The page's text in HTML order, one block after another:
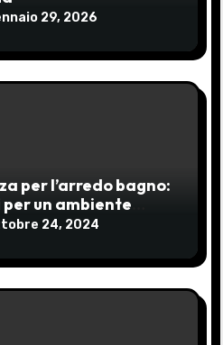
29, 2026
per l’arredo bagno:
un ambiente
24, 2024